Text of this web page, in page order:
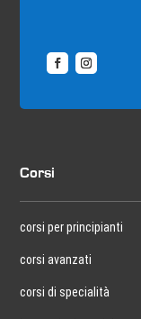
Corsi
corsi per principianti
corsi avanzati
corsi di specialità